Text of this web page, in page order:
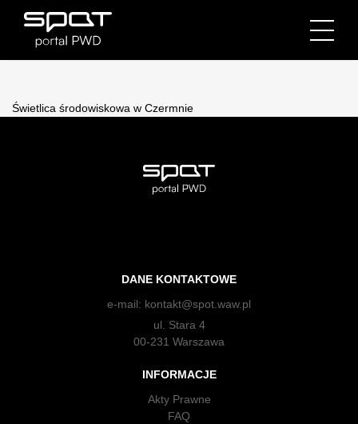
Świetlica środowiskowa w Czermnie
DANE KONTAKTOWE
e-mail: kontakt@spot.waw.pl
ul. Stara 4
00-231 Warszawa
INFORMACJE
Akty Prawne
FAQ